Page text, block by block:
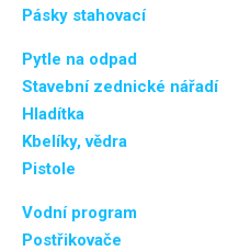
Pásky stahovací
Pytle na odpad
Stavební zednické nářadí
Hladítka
Kbelíky, vědra
Pistole
Vodní program
Postřikovače